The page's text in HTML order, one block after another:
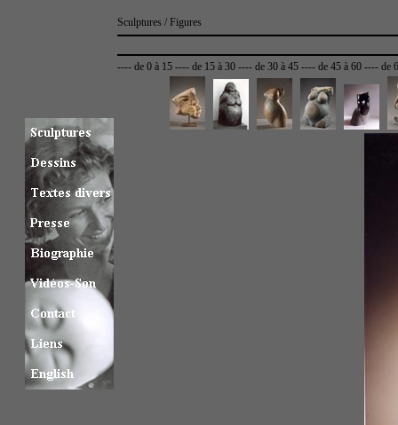
Sculptures / Figures
---- de 0 à 15 ---- de 15 à 30 ---- de 30 à 45 ---- de 45 à 60 ---- de